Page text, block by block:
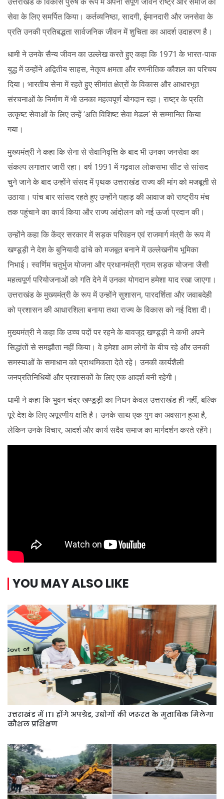
सेवा के लिए समर्पित किया। कर्तव्यनिष्ठा, सादगी, ईमानदारी और जनसेवा के
प्रति उनकी प्रतिबद्धता सार्वजनिक जीवन में शुचिता का आदर्श उदाहरण है।
धामी ने उनके सैन्य जीवन का उल्लेख करते हुए कहा कि 1971 के भारत-पाक
युद्ध में उन्होंने अद्वितीय साहस, नेतृत्व क्षमता और रणनीतिक कौशल का परिचय
दिया। भारतीय सेना में रहते हुए सीमांत क्षेत्रों के विकास और आधारभूत
संरचनाओं के निर्माण में भी उनका महत्वपूर्ण योगदान रहा। राष्ट्र के प्रति
उत्कृष्ट सेवाओं के लिए उन्हें ‘अति विशिष्ट सेवा मेडल’ से सम्मानित किया
गया।
मुख्यमंत्री ने कहा कि सेना से सेवानिवृत्ति के बाद भी उनका जनसेवा का
संकल्प लगातार जारी रहा। वर्ष 1991 में गढ़वाल लोकसभा सीट से सांसद
चुने जाने के बाद उन्होंने संसद में पृथक उत्तराखंड राज्य की मांग को मजबूती से
उठाया। पांच बार सांसद रहते हुए उन्होंने पहाड़ की आवाज को राष्ट्रीय मंच
तक पहुंचाने का कार्य किया और राज्य आंदोलन को नई ऊर्जा प्रदान की।
उन्होंने कहा कि केंद्र सरकार में सड़क परिवहन एवं राजमार्ग मंत्री के रूप में
खण्डूड़ी ने देश के बुनियादी ढांचे को मजबूत बनाने में उल्लेखनीय भूमिका
निभाई। स्वर्णिम चतुर्भुज योजना और प्रधानमंत्री ग्राम सड़क योजना जैसी
महत्वपूर्ण परियोजनाओं को गति देने में उनका योगदान हमेशा याद रखा जाएगा।
उत्तराखंड के मुख्यमंत्री के रूप में उन्होंने सुशासन, पारदर्शिता और जवाबदेही
को प्रशासन की आधारशिला बनाया तथा राज्य के विकास को नई दिशा दी।
मुख्यमंत्री ने कहा कि उच्च पदों पर रहने के बावजूद खण्डूड़ी ने कभी अपने
सिद्धांतों से समझौता नहीं किया। वे हमेशा आम लोगों के बीच रहे और उनकी
समस्याओं के समाधान को प्राथमिकता देते रहे। उनकी कार्यशैली
जनप्रतिनिधियों और प्रशासकों के लिए एक आदर्श बनी रहेगी।
धामी ने कहा कि भुवन चंद्र खण्डूड़ी का निधन केवल उत्तराखंड ही नहीं, बल्कि
पूरे देश के लिए अपूरणीय क्षति है। उनके साथ एक युग का अवसान हुआ है,
लेकिन उनके विचार, आदर्श और कार्य सदैव समाज का मार्गदर्शन करते रहेंगे।
YOU MAY ALSO LIKE
उत्तराखंड में ITI होंगे अपग्रेड, उद्योगों की जरूरत के मुताबिक मिलेगा
कौशल प्रशिक्षण